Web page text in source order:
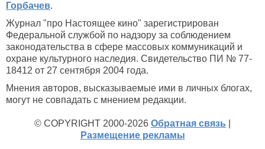
Горбачев.
Журнал "про Настоящее кино" зарегистрирован
Федеральной службой по надзору за соблюдением
законодательства в сфере массовых коммуникаций и
охране культурного наследия. Свидетельство ПИ № 77-
18412 от 27 сентября 2004 года.
Мнения авторов, высказываемые ими в личных блогах,
могут не совпадать с мнением редакции.
© COPYRIGHT 2000-2026 Обратная связь
Размещение рекламы